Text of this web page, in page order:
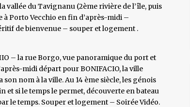
vallée du Tavignanu (2ème rivière de l’île, puis
Porto Vecchio en fin d’après-midi –
de bienvenue – souper et logement .
– la rue Borgo, vue panoramique du port et
midi départ pour BONIFACIO, la ville
nom à la ville. Au 14 ème siècle, les génois
si le temps le permet, découverte en bateau
le temps. Souper et logement – Soirée Vidéo.